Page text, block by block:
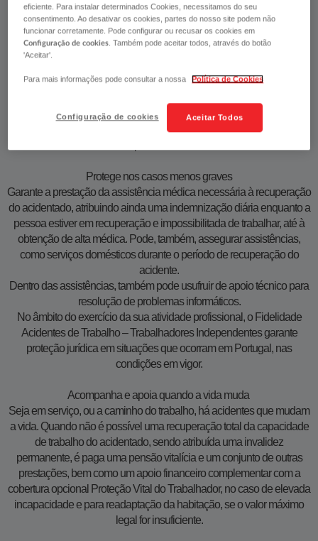
O SEGURO DE ACIDENTES DE
TRABALHO PARA
TRABALHADORES
POR LEI
Este seguro é dirigido a todos os profissionais que exerçam uma
atividade por conta própria, mesmo que também exerçam uma
Protege nos casos menos graves
Garante a prestação da assistência médica necessária à recuperação
do acidentado, atribuindo ainda uma indemnização diária enquanto a
pessoa estiver em recuperação e impossibilitada de trabalhar, até à
obtenção de alta médica. Pode, também, assegurar assistências,
como serviços domésticos durante o período de recuperação do
acidente.
Dentro das assistências, também pode usufruir de apoio técnico para
resolução de problemas informáticos.
No âmbito do exercício da sua atividade profissional, o Fidelidade
Acidentes de Trabalho – Trabalhadores Independentes garante
proteção jurídica em situações que ocorram em Portugal, nas
condições em vigor.
Acompanha e apoia quando a vida muda
Seja em serviço, ou a caminho do trabalho, há acidentes que mudam
a vida. Quando não é possível uma recuperação total da capacidade
de trabalho do acidentado, sendo atribuída uma invalidez
permanente, é paga uma pensão vitalícia e um conjunto de outras
prestações, bem como um apoio financeiro complementar com a
cobertura opcional Proteção Vital do Trabalhador, no caso de elevada
incapacidade e para readaptação da habitação, se o valor máximo
legal for insuficiente.
eficiente. Para instalar determinados Cookies, necessitamos do seu
consentimento. Ao desativar os cookies, partes do nosso site podem não
funcionar corretamente. Pode configurar ou recusar os cookies em
Configuração de cookies. Também pode aceitar todos, através do botão
'Aceitar'.
Para mais informações pode consultar a nossa Política de Cookies
Aceitar Todos
Configuração de cookies